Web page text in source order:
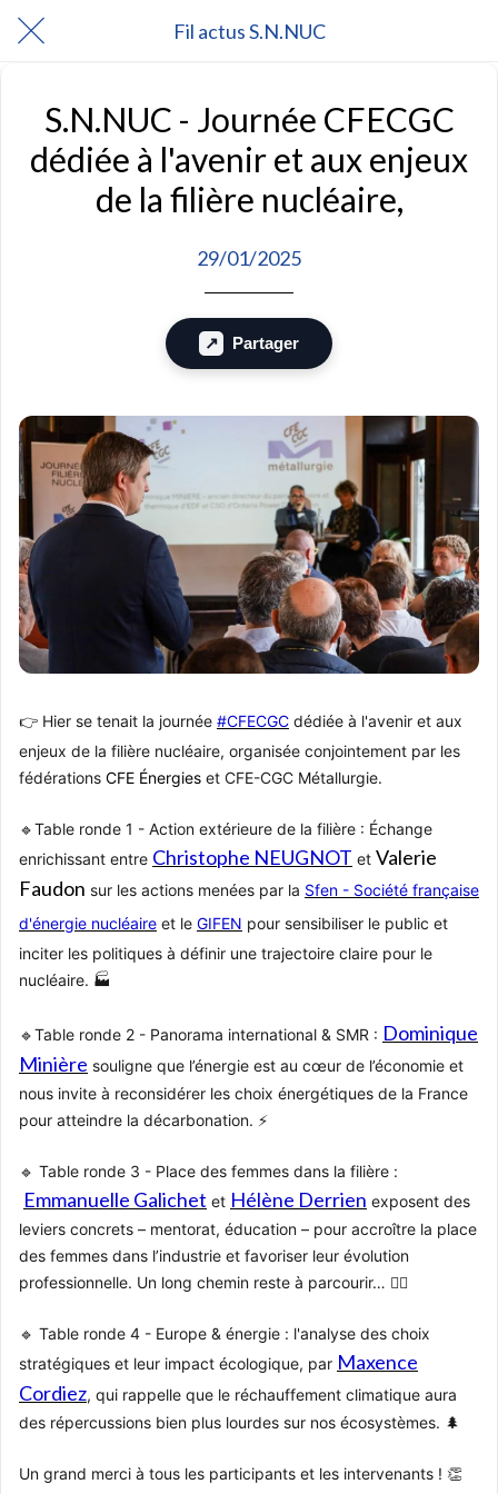
Fil actus S.N.NUC
S.N.NUC - Journée CFECGC
dédiée à l'avenir et aux enjeux
de la filière nucléaire,
29/01/2025
Partager
👉 Hier se tenait la journée
h
a
a
g
#CFECGC dédiée à l'avenir et aux
enjeux de la filière nucléaire, organisée conjointement par les
fédérations CFE Énergies et CFE-CGC Métallurgie.
🔹Table ronde 1 - Action extérieure de la filière : Échange
enrichissant entre Christophe NEUGNOT et Valerie
Faudon sur les actions menées par la Sfen - Société française
d'énergie nucléaire et le GIFEN pour sensibiliser le public et
inciter les politiques à définir une trajectoire claire pour le
nucléaire. 🏭
🔹Table ronde 2 - Panorama international & SMR : Dominique
Minière souligne que l’énergie est au cœur de l’économie et
nous invite à reconsidérer les choix énergétiques de la France
pour atteindre la décarbonation. ⚡
🔹 Table ronde 3 - Place des femmes dans la filière :
Emmanuelle Galichet et Hélène Derrien exposent des
leviers concrets – mentorat, éducation – pour accroître la place
des femmes dans l’industrie et favoriser leur évolution
professionnelle. Un long chemin reste à parcourir… 💁‍♀️
🔹 Table ronde 4 - Europe & énergie : l'analyse des choix
stratégiques et leur impact écologique, par Maxence
Cordiez, qui rappelle que le réchauffement climatique aura
des répercussions bien plus lourdes sur nos écosystèmes. 🌲
Un grand merci à tous les participants et les intervenants ! 👏